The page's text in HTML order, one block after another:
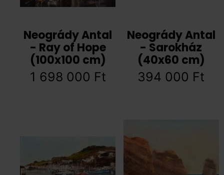
Neogrády Antal
- Ray of Hope
(100x100 cm)
1 698 000 Ft
Neogrády Antal
- Sarokház
(40x60 cm)
394 000 Ft